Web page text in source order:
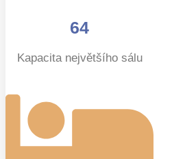
64
Kapacita největšího sálu